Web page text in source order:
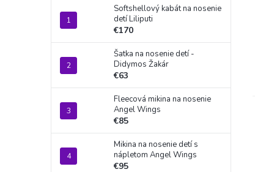
Softshellový kabát na nosenie
detí Liliputi
€170
Šatka na nosenie detí -
Didymos Žakár
€63
Fleecová mikina na nosenie
Angel Wings
€85
Mikina na nosenie detí s
nápletom Angel Wings
€95